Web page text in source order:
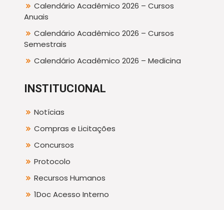
Calendário Acadêmico 2026 – Cursos
Anuais
Calendário Acadêmico 2026 – Cursos
Semestrais
Calendário Acadêmico 2026 – Medicina
INSTITUCIONAL
Notícias
Compras e Licitações
Concursos
Protocolo
Recursos Humanos
1Doc Acesso Interno